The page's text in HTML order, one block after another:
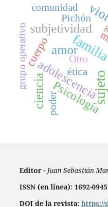
sujeto
adolescencia
amor
subjetividad
ciencia Psicología
cuerpo
ética
Pichón
poder
grupo operativo Otro
comunidad
Editor - Juan Sebastián
ISSN (en línea): 1692-0945
DOI de la revista: https://